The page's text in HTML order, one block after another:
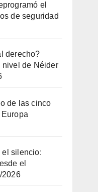
el
de seguridad
derecho?
nivel de Néider
de las cinco
el silencio:
el
2026